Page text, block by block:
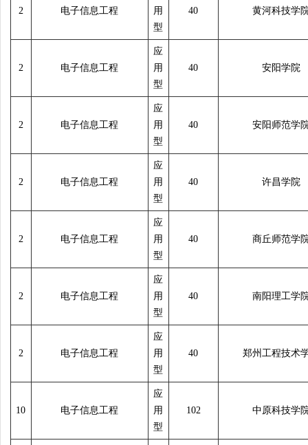
2 电子信息工程
用
型
40 黄河科技学
2 电子信息工程
应
用
型
40 安阳学院
2 电子信息工程
应
用
型
40 安阳师范学
2 电子信息工程
应
用
型
40 许昌学院
2 电子信息工程
应
用
型
40 商丘师范学
2 电子信息工程
应
用
型
40 南阳理工学
2 电子信息工程
应
用
型
40 郑州工程技术
10 电子信息工程
应
用
型
102 中原科技学